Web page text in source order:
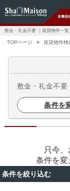
敷金・礼金不要 ｜賃貸物件一
TOPページ 賃貸物件検
敷金・礼金不要
条件を
只今
条件を変
条件を絞り込む